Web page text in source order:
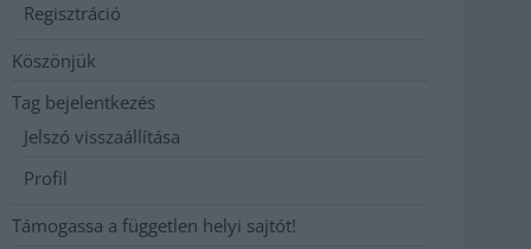
Regisztráció
Köszönjük
Tag bejelentkezés
Jelszó visszaállítása
Profil
Támogassa a független helyi sajtót!